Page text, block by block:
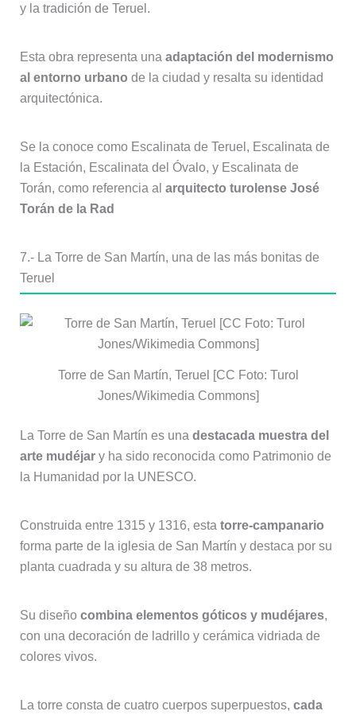
y la tradición de Teruel.
Esta obra representa una adaptación del modernismo
al entorno urbano de la ciudad y resalta su identidad
arquitectónica.
Se la conoce como Escalinata de Teruel, Escalinata de
la Estación, Escalinata del Óvalo, y Escalinata de
Torán, como referencia al arquitecto turolense José
Torán de la Rad
7.- La Torre de San Martín, una de las más bonitas de
Teruel
Torre de San Martín, Teruel [CC Foto: Turol
Jones/Wikimedia Commons]
La Torre de San Martín es una destacada muestra del
arte mudéjary ha sido reconocida como Patrimonio de
la Humanidad por la UNESCO.
Construida entre 1315 y 1316, esta torre-campanario
forma parte de la iglesia de San Martín y destaca por su
planta cuadrada y su altura de 38 metros.
Su diseño combina elementos góticos y mudéjares,
con una decoración de ladrillo y cerámica vidriada de
colores vivos.
La torre consta de cuatro cuerpos superpuestos, cada